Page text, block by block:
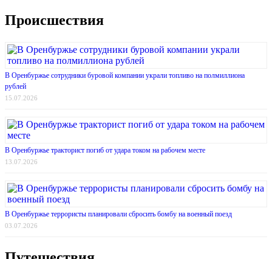
Происшествия
В Оренбуржье сотрудники буровой компании украли топливо на полмиллиона
рублей
15.07.2026
В Оренбуржье тракторист погиб от удара током на рабочем месте
13.07.2026
В Оренбуржье террористы планировали сбросить бомбу на военный поезд
03.07.2026